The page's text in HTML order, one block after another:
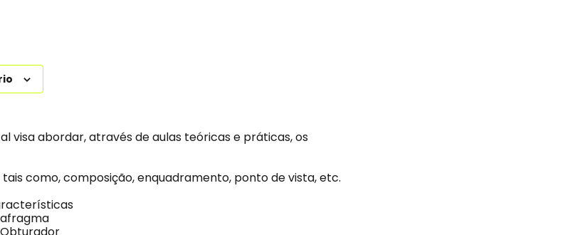
visa abordar, através de aulas teóricas e práticas, os
como, composição, enquadramento, ponto de vista, etc.